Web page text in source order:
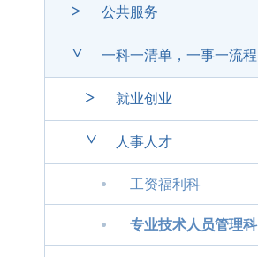
> 公共服务
> 一科一清单，一事一流程
> 就业创业
> 人事人才
工资福利科
专业技术人员管理科